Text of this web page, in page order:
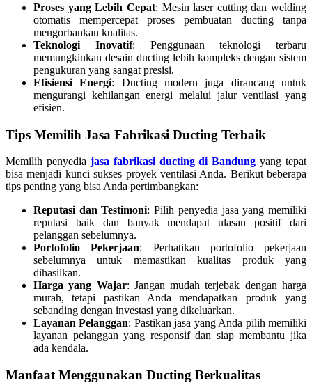
Proses yang Lebih Cepat: Mesin laser cutting dan welding
otomatis mempercepat proses pembuatan ducting tanpa
mengorbankan kualitas.
Teknologi Inovatif: Penggunaan teknologi terbaru
memungkinkan desain ducting lebih kompleks dengan sistem
pengukuran yang sangat presisi.
Efisiensi Energi: Ducting modern juga dirancang untuk
mengurangi kehilangan energi melalui jalur ventilasi yang
efisien.
Tips Memilih Jasa Fabrikasi Ducting Terbaik
Memilih penyedia jasa fabrikasi ducting di Bandung yang tepat
bisa menjadi kunci sukses proyek ventilasi Anda. Berikut beberapa
tips penting yang bisa Anda pertimbangkan:
Reputasi dan Testimoni: Pilih penyedia jasa yang memiliki
reputasi baik dan banyak mendapat ulasan positif dari
pelanggan sebelumnya.
Portofolio Pekerjaan: Perhatikan portofolio pekerjaan
sebelumnya untuk memastikan kualitas produk yang
dihasilkan.
Harga yang Wajar: Jangan mudah terjebak dengan harga
murah, tetapi pastikan Anda mendapatkan produk yang
sebanding dengan investasi yang dikeluarkan.
Layanan Pelanggan: Pastikan jasa yang Anda pilih memiliki
layanan pelanggan yang responsif dan siap membantu jika
ada kendala.
Manfaat Menggunakan Ducting Berkualitas